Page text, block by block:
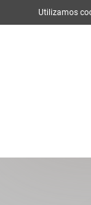
Utilizamos